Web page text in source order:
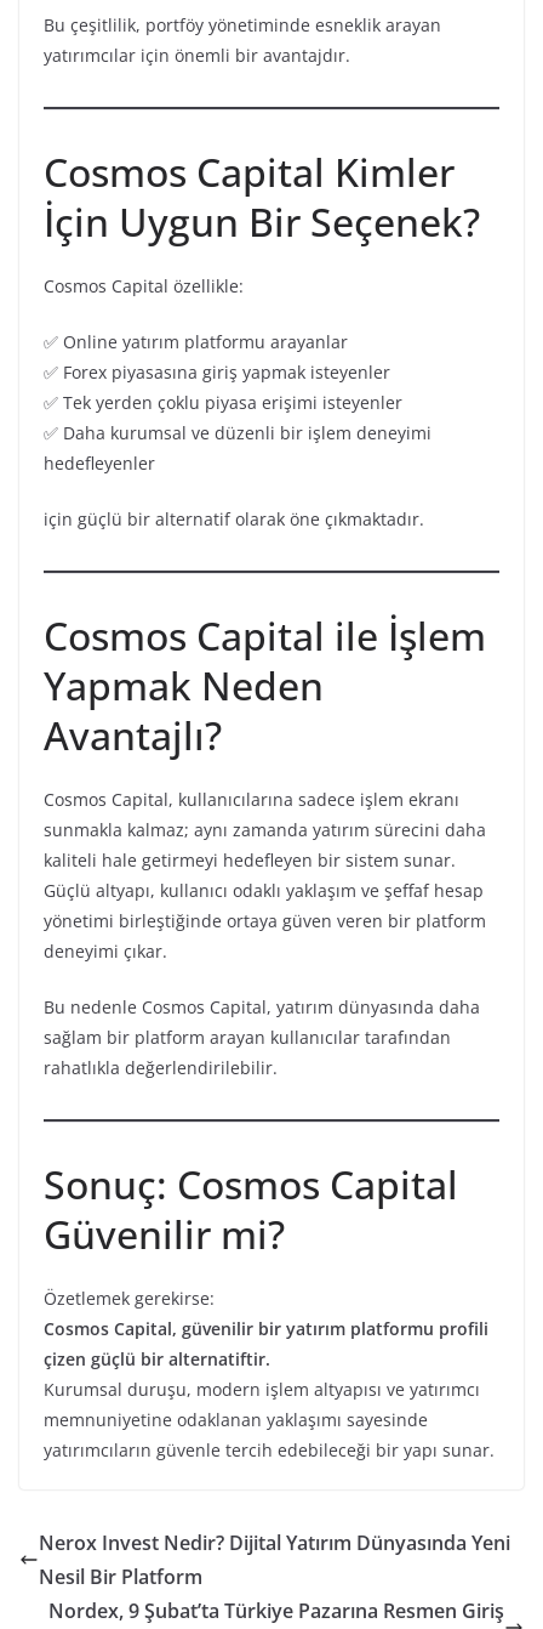
Bu çeşitlilik, portföy yönetiminde esneklik arayan
yatırımcılar için önemli bir avantajdır.
Cosmos Capital Kimler
İçin Uygun Bir Seçenek?
Cosmos Capital özellikle:
✅ Online yatırım platformu arayanlar
✅ Forex piyasasına giriş yapmak isteyenler
✅ Tek yerden çoklu piyasa erişimi isteyenler
✅ Daha kurumsal ve düzenli bir işlem deneyimi
hedefleyenler
için güçlü bir alternatif olarak öne çıkmaktadır.
Cosmos Capital ile İşlem
Yapmak Neden
Avantajlı?
Cosmos Capital, kullanıcılarına sadece işlem ekranı
sunmakla kalmaz; aynı zamanda yatırım sürecini daha
kaliteli hale getirmeyi hedefleyen bir sistem sunar.
Güçlü altyapı, kullanıcı odaklı yaklaşım ve şeffaf hesap
yönetimi birleştiğinde ortaya güven veren bir platform
deneyimi çıkar.
Bu nedenle Cosmos Capital, yatırım dünyasında daha
sağlam bir platform arayan kullanıcılar tarafından
rahatlıkla değerlendirilebilir.
Sonuç: Cosmos Capital
Güvenilir mi?
Özetlemek gerekirse:
Cosmos Capital, güvenilir bir yatırım platformu profili
çizen güçlü bir alternatiftir.
Kurumsal duruşu, modern işlem altyapısı ve yatırımcı
memnuniyetine odaklanan yaklaşımı sayesinde
yatırımcıların güvenle tercih edebileceği bir yapı sunar.
Nerox Invest Nedir? Dijital Yatırım Dünyasında Yeni
Nesil Bir Platform
Nordex, 9 Şubat’ta Türkiye Pazarına Resmen Giriş